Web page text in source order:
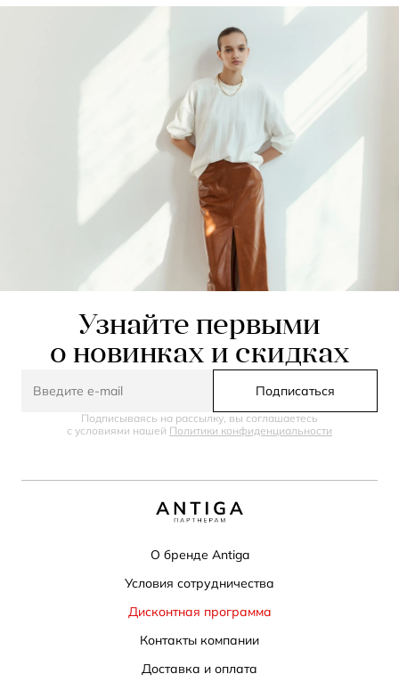
Узнайте первыми
о новинках и скидках
Подписаться
Подписываясь на рассылку, вы соглашаетесь
с условиями нашей Политики конфиденциальности
О бренде Antiga
Условия сотрудничества
Дисконтная программа
Контакты компании
Доставка и оплата